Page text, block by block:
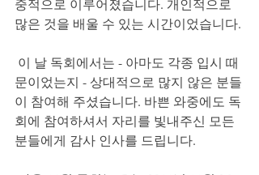
중적으로 이루어졌습니다. 개인적으로
많은 것을 배울 수 있는 시간이었습니다.
문이었는지 - 상대적으로 많지 않은 분들
이 참여해 주셨습니다. 바쁜 와중에도 독
회에 참여하셔서 자리를 빛내주신 모든
분들에게 감사 인사를 드립니다.